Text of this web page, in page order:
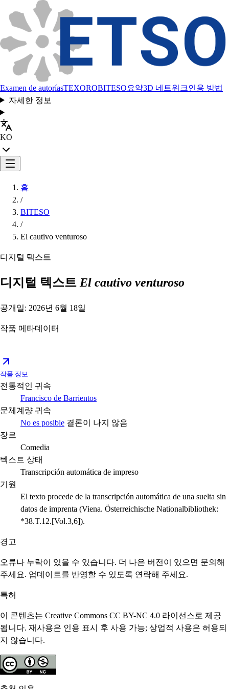
Examen de autoríasTEXOROBITESO요약3D 네트워크인용 방법
자세한 정보
KO
홈
/
BITESO
/
El cautivo venturoso
디지털 텍스트
디지털 텍스트 El cautivo venturoso
공개일: 2026년 6월 18일
작품 메타데이터
작품 정보
전통적인 귀속
Francisco de Barrientos
문체계량 귀속
No es posible 결론이 나지 않음
장르
Comedia
텍스트 상태
Transcripción automática de impreso
기원
El texto procede de la transcripción automática de una suelta sin
datos de imprenta (Viena. Österreichische Nationalbibliothek:
*38.T.12.[Vol.3,6]).
경고
오류나 누락이 있을 수 있습니다. 더 나은 버전이 있으면 문의해
주세요. 업데이트를 반영할 수 있도록 연락해 주세요.
특허
이 콘텐츠는 Creative Commons CC BY-NC 4.0 라이선스로 제공
됩니다. 재사용은 인용 표시 후 사용 가능; 상업적 사용은 허용되
지 않습니다.